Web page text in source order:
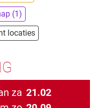
(1)
locaties
za 21.02